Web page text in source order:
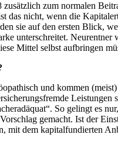
zum normalen
nicht, wenn die
sie auf den ersten Blick,
unterschreitet. Neurentner
Mittel selbst aufbringen
und kommen
Leistungen
So gelingt es
gemacht. Ist der
mit dem kapitalfundierten